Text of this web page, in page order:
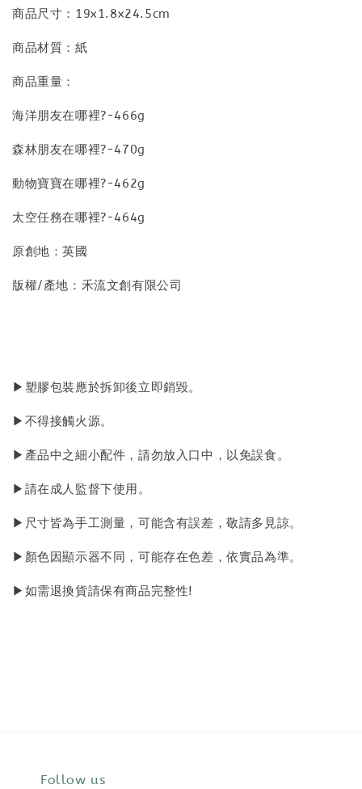
商品尺寸：19x1.8x24.5cm
商品材質：紙
商品重量：
海洋朋友在哪裡?-466g
森林朋友在哪裡?-470g
動物寶寶在哪裡?-462g
太空任務在哪裡?-464g
原創地：英國
版權/產地：禾流文創有限公司
▶塑膠包裝應於拆卸後立即銷毀。
▶不得接觸火源。
▶產品中之細小配件，請勿放入口中，以免誤食。
▶請在成人監督下使用。
▶尺寸皆為手工測量，可能含有誤差，敬請多見諒。
▶顏色因顯示器不同，可能存在色差，依實品為準。
▶如需退換貨請保有商品完整性!
Follow us